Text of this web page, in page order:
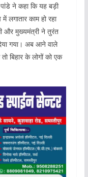
ने कहा कि यह बड़ी
लगातार काम हो रहा
और मुख्यमंत्री ने तुरंत
गया। अब आने वाले
बिहार के लोगों को एक